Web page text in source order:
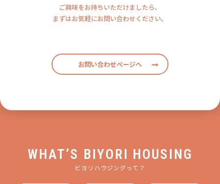
ご興味をお持ちいただけましたら、
まずはお気軽にお問い合わせください。
お問い合わせページへ
WHAT’S BIYORI HOUSING
ビヨリハウジングって？